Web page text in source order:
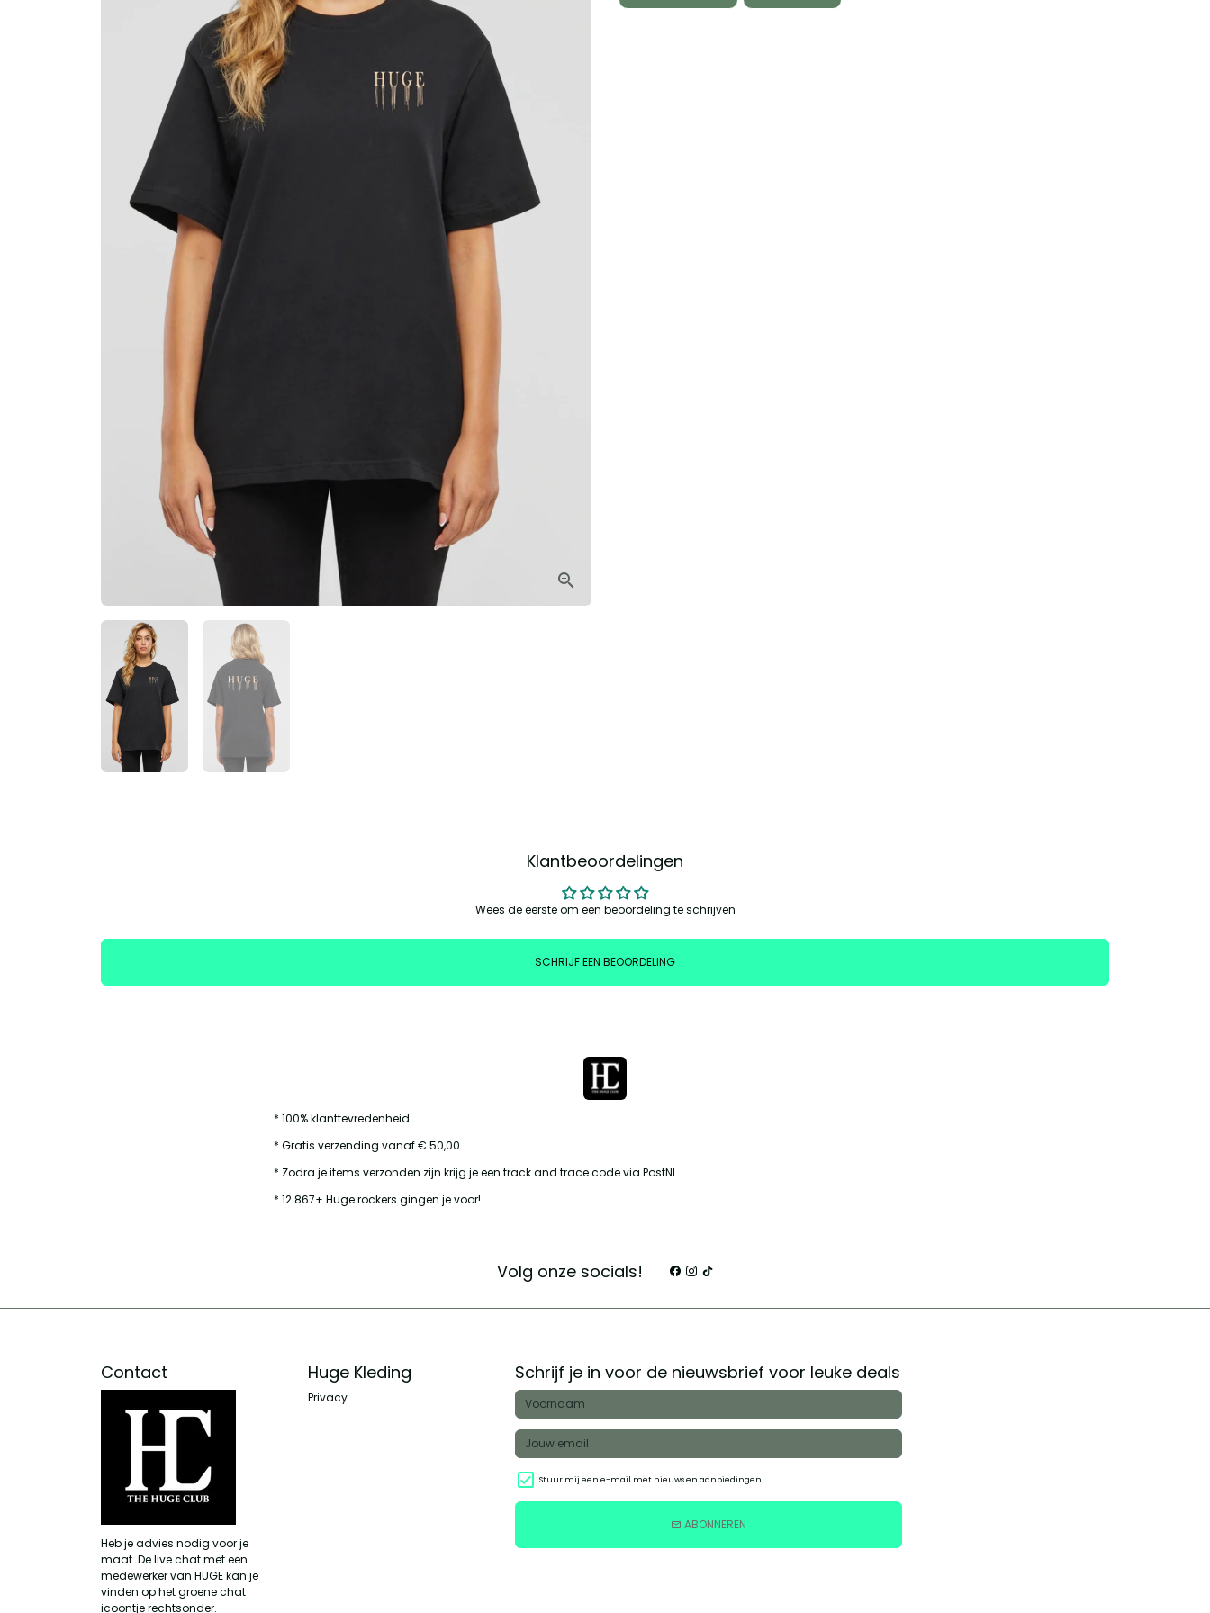
Klantbeoordelingen
Wees de eerste om een beoordeling te schrijven
SCHRIJF EEN BEOORDELING
* 100% klanttevredenheid
* Gratis verzending vanaf € 50,00
* Zodra je items verzonden zijn krijg je een track and trace code via PostNL
* 12.867+ Huge rockers gingen je voor!
Volg onze socials!
Contact
Heb je advies nodig voor je
maat. De live chat met een
medewerker van HUGE kan je
vinden op het groene chat
icoontje rechtsonder.
Huge Kleding
Privacy
Schrijf je in voor de nieuwsbrief voor leuke deals
Stuur mij een e-mail met nieuws en aanbiedingen
email ABONNEREN